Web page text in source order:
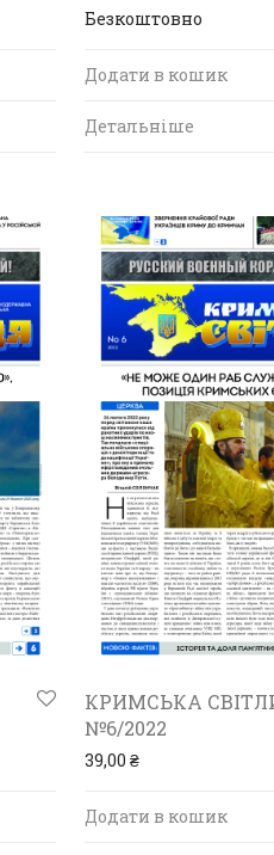
Безкоштовно
Додати в кошик
Детальніше
КРИМСЬКА
№6/2022
39,00 ₴
Додати в кошик